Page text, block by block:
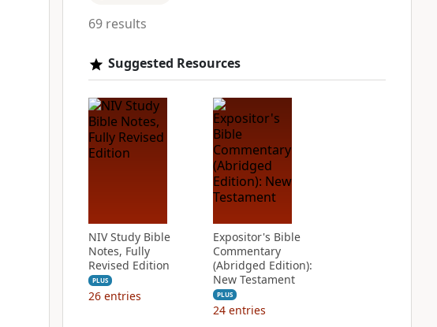
69 results
Suggested Resources
NIV Study Bible
Notes, Fully
Revised Edition
PLUS
26 entries
Expositor's Bible
Commentary
(Abridged Edition):
New Testament
PLUS
24 entries